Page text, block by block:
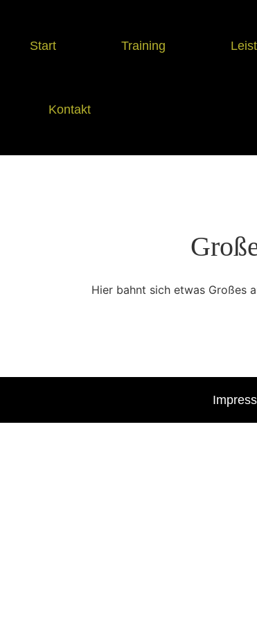
Start Training
Kontakt
Hier bahnt sich etwas Großes